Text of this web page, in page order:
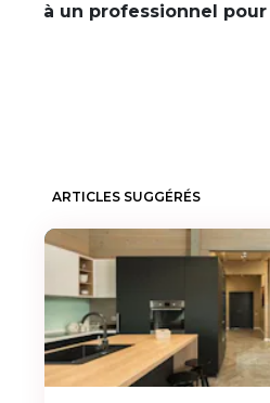
à un professionnel
ARTICLES SUGGÉRÉS